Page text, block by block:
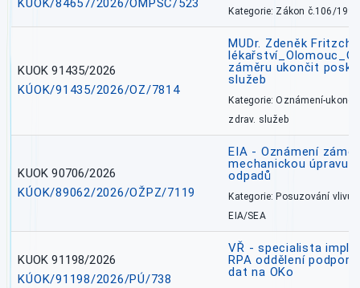
KÚOK/84657/2026/OMPSČ/523
Kategorie: Zákon č.106/1999
KUOK 91435/2026
KÚOK/91435/2026/OZ/7814
MUDr. Zdeněk
záměru ukončit
služeb
Kategorie: Oznámení-
zdrav. služeb
KUOK 90706/2026
KÚOK/89062/2026/OŽPZ/7119
EIA - Oznámení
mechanickou úpravu
odpadů
Kategorie: Posuzování vlivů
EIA/SEA
KUOK 91198/2026
KÚOK/91198/2026/PÚ/738
VŘ - specialista
RPA oddělení
dat na OKo